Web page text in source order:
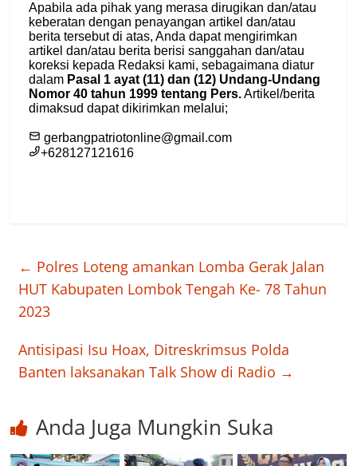
← Polres Loteng amankan Lomba Gerak Jalan
HUT Kabupaten Lombok Tengah Ke- 78 Tahun
2023
Antisipasi Isu Hoax, Ditreskrimsus Polda
Banten laksanakan Talk Show di Radio →
Anda Juga Mungkin Suka